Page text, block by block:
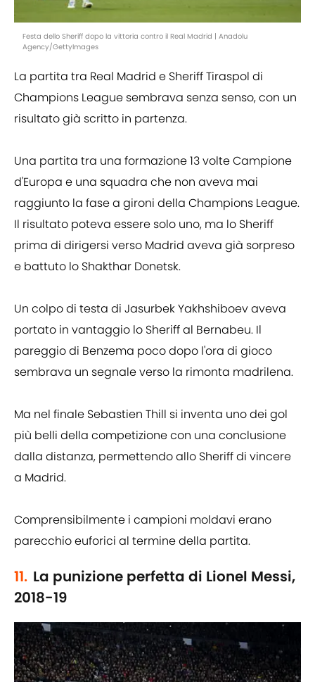
Festa dello Sheriff dopo la vittoria contro il Real Madrid | Anadolu
Agency/GettyImages
La partita tra Real Madrid e Sheriff Tiraspol di
Champions League sembrava senza senso, con un
risultato già scritto in partenza.
Una partita tra una formazione 13 volte Campione
d'Europa e una squadra che non aveva mai
raggiunto la fase a gironi della Champions League.
Il risultato poteva essere solo uno, ma lo Sheriff
prima di dirigersi verso Madrid aveva già sorpreso
e battuto lo Shakthar Donetsk.
Un colpo di testa di Jasurbek Yakhshiboev aveva
portato in vantaggio lo Sheriff al Bernabeu. Il
pareggio di Benzema poco dopo l'ora di gioco
sembrava un segnale verso la rimonta madrilena.
Ma nel finale Sebastien Thill si inventa uno dei gol
più belli della competizione con una conclusione
dalla distanza, permettendo allo Sheriff di vincere
a Madrid.
Comprensibilmente i campioni moldavi erano
parecchio euforici al termine della partita.
11. La punizione perfetta di Lionel Messi,
2018-19